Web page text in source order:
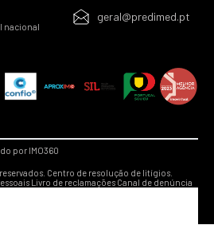
nacional
geral@predimed.pt
por IMO360
Centro de resolução de litígios.
Livro de reclamações Canal de denúncia